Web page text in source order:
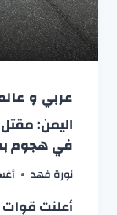
عربي و
اليمن:
في هجوم
نورة فهد
أعلنت قوات